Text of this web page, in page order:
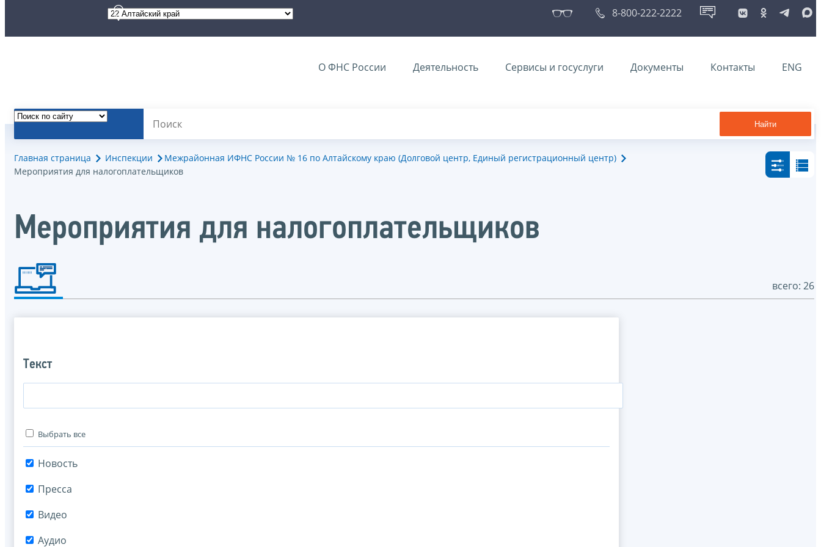
8-800-222-2222
О ФНС России Деятельность Сервисы и госуслуги Документы Контакты ENG
Найти
Главная страница Инспекции
Межрайонная ИФНС России № 16 по Алтайскому краю (Долговой центр, Единый регистрационный центр)
Мероприятия для налогоплательщиков
Мероприятия для налогоплательщиков
всего: 26
Текст
Выбрать все
Новость
Пресса
Видео
Аудио